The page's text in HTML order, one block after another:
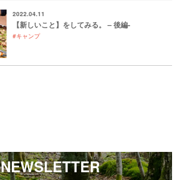
2022.04.11
【新しいこと】をしてみる。 – 後編-
#キャンプ
NEWSLETTER